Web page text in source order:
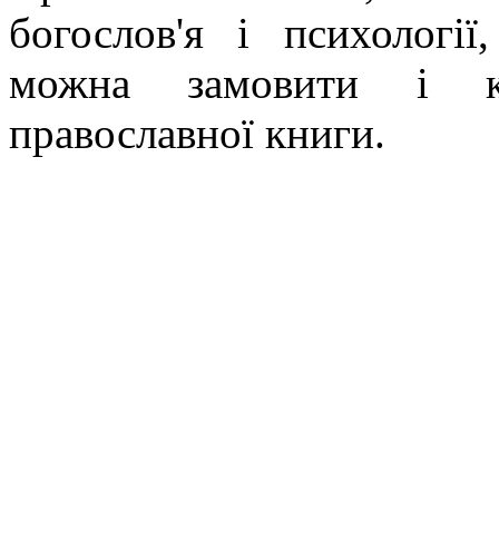
богослов'я і
можна замовити і
православної книги.